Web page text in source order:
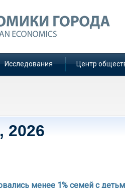
Исследования Центр
2026
менее 1% семей с